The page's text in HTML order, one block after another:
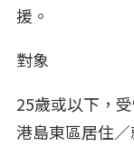
援。
對象
25歲或以下，
港島東區居住